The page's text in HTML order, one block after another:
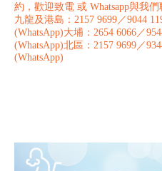
約，歡迎致電 或 Whatsapp與我們
九龍及港島：2157 9699／9044
(WhatsApp)ㅤㅤㅤㅤ大埔：2654 6066／
(WhatsApp)ㅤㅤㅤㅤ北區：2157 9699／
(WhatsApp)